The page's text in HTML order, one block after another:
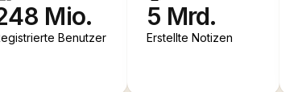
Mio.
Benutzer
5 Mrd.
Erstellte Notizen